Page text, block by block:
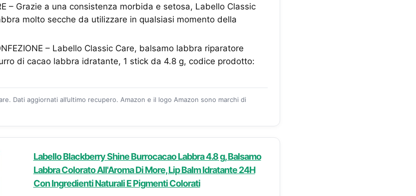
– Grazie a una consistenza morbida e setosa, Labello Classic
molto secche da utilizzare in qualsiasi momento della
– Labello Classic Care, balsamo labbra riparatore
di cacao labbra idratante, 1 stick da 4.8 g, codice prodotto:
Dati aggiornati all’ultimo recupero. Amazon e il logo Amazon sono marchi di
Labello Blackberry Shine Burrocacao Labbra 4.8 g, Balsamo
Labbra Colorato All'Aroma Di More, Lip Balm Idratante 24H
Con Ingredienti Naturali E Pigmenti Colorati